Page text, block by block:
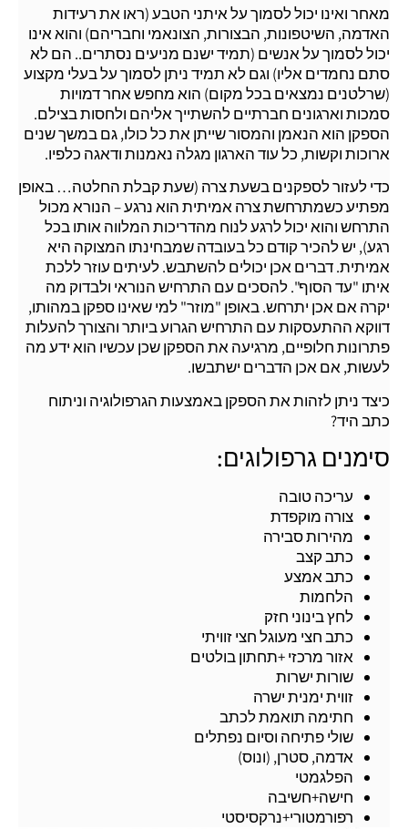
מאחר ואינו יכול לסמוך על איתני הטבע (ראו את רעידות
האדמה, השיטפונות, הבצורות, הצונאמי וחבריהם) והוא אינו
יכול לסמוך על אנשים (תמיד ישנם מניעים נסתרים.. הם לא
סתם נחמדים אליו) וגם לא תמיד ניתן לסמוך על בעלי מקצוע
(שרלטנים נמצאים בכל מקום) הוא מחפש אחר דמויות
סמכות וארגונים חברתיים להשתייך אליהם ולחסות בצילם.
הספקן הוא הנאמן והמסור שייתן את כל כולו, גם במשך שנים
ארוכות וקשות, כל עוד הארגון מגלה נאמנות ודאגה כלפיו.
כדי לעזור לספקנים בשעת צרה (שעת קבלת החלטה… באופן
מפתיע כשמתרחשת צרה אמיתית הוא נרגע – הנורא מכול
התרחש והוא יכול לרגע לנוח מהדריכות המלווה אותו בכל
רגע), יש להכיר קודם כל בעובדה שמבחינתו המצוקה היא
אמיתית. דברים אכן יכולים להשתבש. לעיתים עוזר ללכת
איתו "עד הסוף". להסכים עם התרחיש הנוראי ולבדוק מה
יקרה אם אכן יתרחש. באופן "מוזר" למי שאינו ספקן במהותו,
דווקא ההתעסקות עם התרחיש הגרוע ביותר והצורך להעלות
פתרונות חלופיים, מרגיעה את הספקן שכן עכשיו הוא ידע מה
לעשות, אם אכן הדברים ישתבשו.
כיצד ניתן לזהות את הספקן באמצעות הגרפולוגיה וניתוח
כתב היד?
סימנים גרפולוגים:
עריכה טובה
צורה מוקפדת
מהירות סבירה
כתב קצב
כתב אמצע
הלחמות
לחץ בינוני חזק
כתב חצי מעוגל חצי זוויתי
אזור מרכזי +תחתון בולטים
שורות ישרות
זווית ימנית ישרה
חתימה תואמת לכתב
שולי פתיחה וסיום נפתלים
אדמה, סטרן, (ונוס)
הפלגמטי
חישה+חשיבה
רפורמטורי+נרקסיסטי